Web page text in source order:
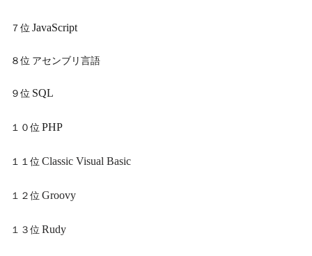
７位 JavaScript
８位 アセンブリ言語
９位 SQL
１０位 PHP
１１位 Classic Visual Basic
１２位 Groovy
１３位 Rudy